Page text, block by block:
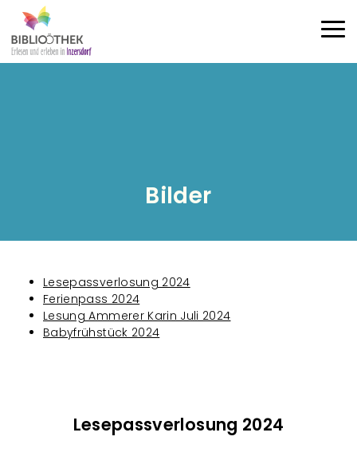
Bilder
Lesepassverlosung 2024
Ferienpass 2024
Lesung Ammerer Karin Juli 2024
Babyfrühstück 2024
Lesepassverlosung 2024